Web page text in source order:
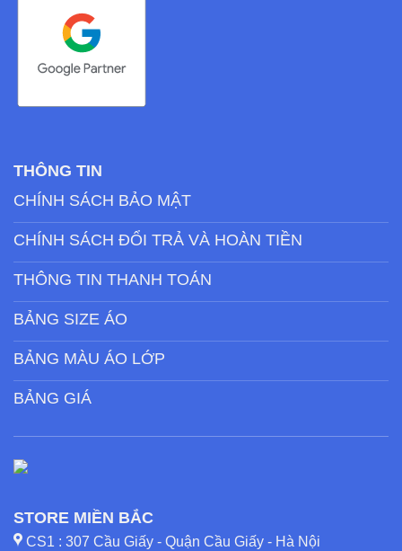
THÔNG TIN
CHÍNH SÁCH BẢO MẬT
CHÍNH SÁCH ĐỔI TRẢ VÀ HOÀN TIỀN
THÔNG TIN THANH TOÁN
BẢNG SIZE ÁO
BẢNG MÀU ÁO LỚP
BẢNG GIÁ
STORE MIỀN BẮC
CS1 : 307 Cầu Giấy - Quận Cầu Giấy - Hà Nội